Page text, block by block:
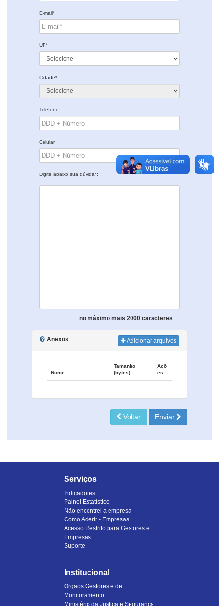
E-mail*
UF*
Cidade*
Telefone
Celular
Digite abaixo sua dúvida*:
no máximo mais 2000 caracteres
Anexos Adicionar arquivos
Nome
Tamanho
(bytes)
Açõ
es
Voltar Enviar
Serviços
Indicadores
Painel Estatístico
Não encontrei a empresa
Como Aderir - Empresas
Acesso Restrito para Gestores e
Empresas
Suporte
Institucional
Órgãos Gestores e de
Monitoramento
Ministério da Justiça e Segurança